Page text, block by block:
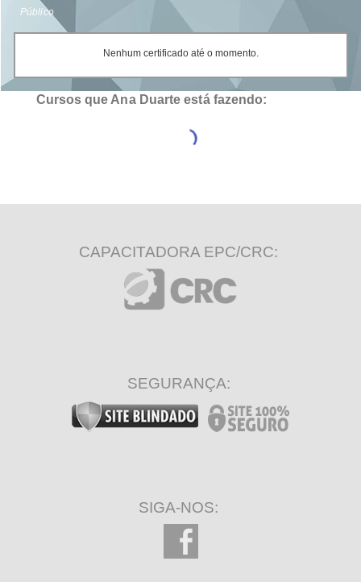
Público
Nenhum certificado até o momento.
Cursos que Ana Duarte está fazendo:
CAPACITADORA EPC/CRC:
SEGURANÇA:
SIGA-NOS: